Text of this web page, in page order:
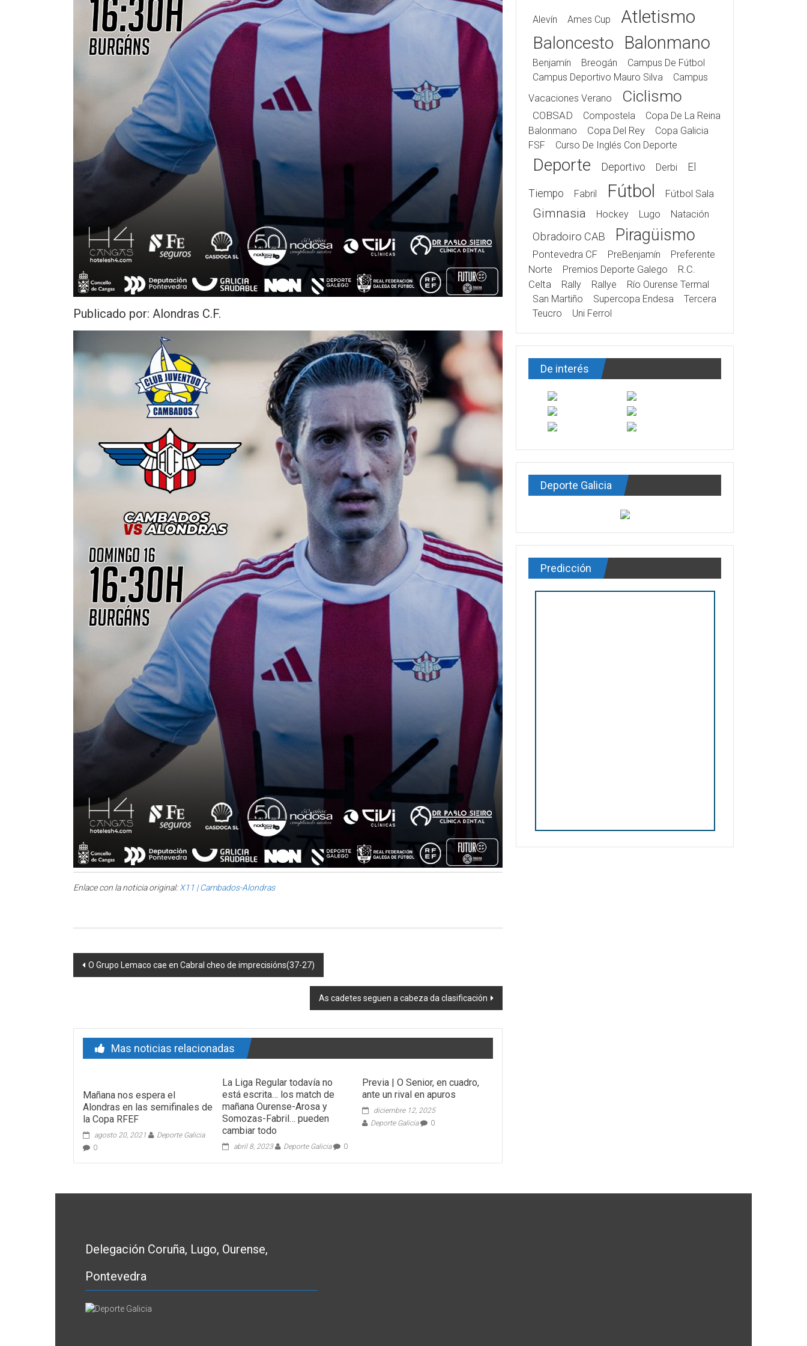
Publicado por: Alondras C.F.
Enlace con la noticia original:X11 | Cambados-Alondras
Post navigation
O Grupo Lemaco cae en Cabral cheo de imprecisións(37-27)
As cadetes seguen a cabeza da clasificación
Mas noticias relacionadas
Mañana nos espera el
Alondras en las semifinales de
la Copa RFEF
agosto 20, 2021
Deporte Galicia
0
La Liga Regular todavía no
está escrita… los match de
mañana Ourense-Arosa y
Somozas-Fabril… pueden
cambiar todo
abril 8, 2023 Deporte Galicia 0
Previa | O Senior, en cuadro,
ante un rival en apuros
diciembre 12, 2025
Deporte Galicia
0
Alevín Ames Cup Atletismo
Baloncesto Balonmano
Benjamín Breogán
Campus De Fútbol
Campus Deportivo Mauro Silva
Campus
Vacaciones Verano
Ciclismo
COBSAD Compostela
Copa De La Reina
Balonmano
Copa Del Rey
Copa Galicia
FSF
Curso De Inglés Con Deporte
Deporte Deportivo Derbi El
Tiempo Fabril Fútbol Fútbol Sala
Gimnasia Hockey Lugo Natación
Obradoiro CAB Piragüismo
Pontevedra CF PreBenjamín
Preferente
Norte
Premios Deporte Galego
R.C.
Celta
Rally Rallye
Río Ourense Termal
San Martiño
Supercopa Endesa
Tercera
Teucro
Uni Ferrol
De interés
Deporte Galicia
Predicción
Delegación Coruña, Lugo, Ourense,
Pontevedra